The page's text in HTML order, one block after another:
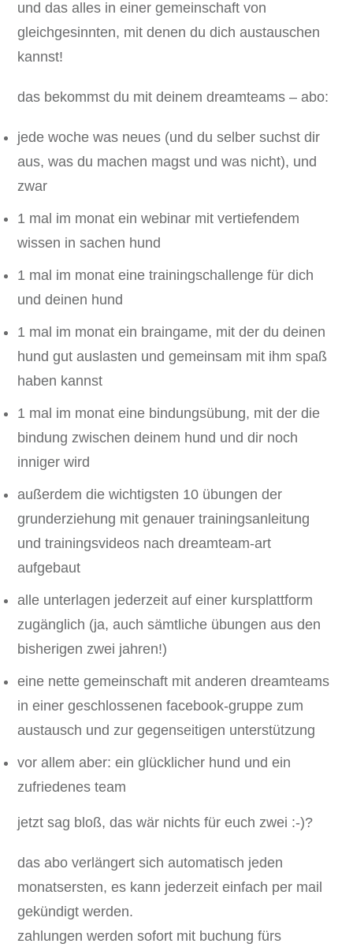
und das alles in einer gemeinschaft von
gleichgesinnten, mit denen du dich austauschen
kannst!
das bekommst du mit deinem dreamteams – abo:
jede woche was neues (und du selber suchst dir
aus, was du machen magst und was nicht), und
zwar
1 mal im monat ein webinar mit vertiefendem
wissen in sachen hund
1 mal im monat eine trainingschallenge für dich
und deinen hund
1 mal im monat ein braingame, mit der du deinen
hund gut auslasten und gemeinsam mit ihm spaß
haben kannst
1 mal im monat eine bindungsübung, mit der die
bindung zwischen deinem hund und dir noch
inniger wird
außerdem die wichtigsten 10 übungen der
grunderziehung mit genauer trainingsanleitung
und trainingsvideos nach dreamteam-art
aufgebaut
alle unterlagen jederzeit auf einer kursplattform
zugänglich (ja, auch sämtliche übungen aus den
bisherigen zwei jahren!)
eine nette gemeinschaft mit anderen dreamteams
in einer geschlossenen facebook-gruppe zum
austausch und zur gegenseitigen unterstützung
vor allem aber: ein glücklicher hund und ein
zufriedenes team
jetzt sag bloß, das wär nichts für euch zwei :-)?
das abo verlängert sich automatisch jeden
monatsersten, es kann jederzeit einfach per mail
gekündigt werden.
zahlungen werden sofort mit buchung fürs